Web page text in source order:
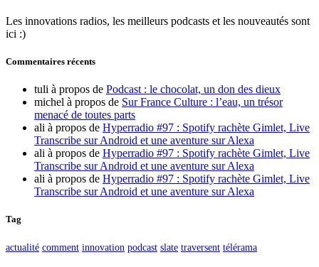
Les innovations radios, les meilleurs podcasts et les nouveautés sont
ici :)
Commentaires récents
tuli à propos de Podcast : le chocolat, un don des dieux
michel à propos de Sur France Culture : l’eau, un trésor
menacé de toutes parts
ali à propos de Hyperradio #97 : Spotify rachète Gimlet, Live
Transcribe sur Android et une aventure sur Alexa
ali à propos de Hyperradio #97 : Spotify rachète Gimlet, Live
Transcribe sur Android et une aventure sur Alexa
ali à propos de Hyperradio #97 : Spotify rachète Gimlet, Live
Transcribe sur Android et une aventure sur Alexa
Tag
actualité comment innovation podcast slate traversent télérama